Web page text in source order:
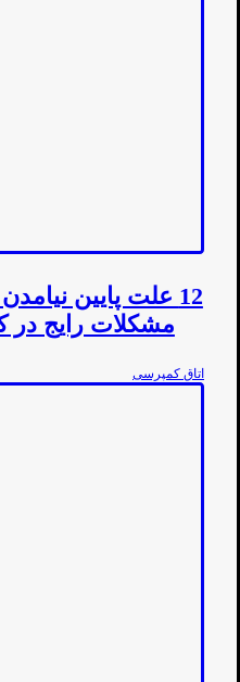
12 علت پایین
مشکلات رایج
اتاق کمپرسی